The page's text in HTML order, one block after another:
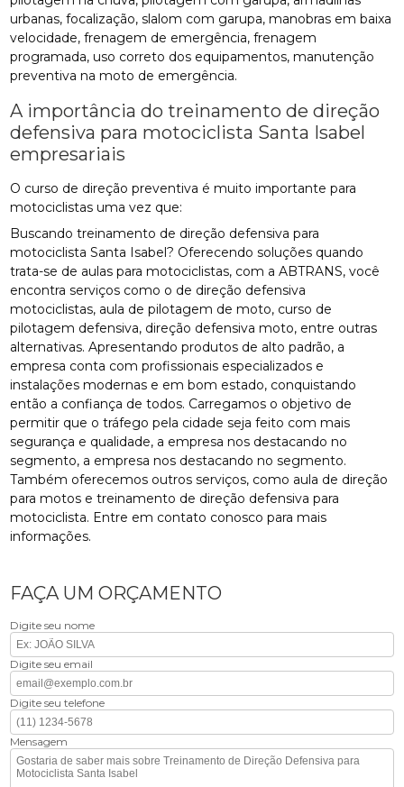
urbanas, focalização, slalom com garupa, manobras em baixa
velocidade, frenagem de emergência, frenagem
programada, uso correto dos equipamentos, manutenção
preventiva na moto de emergência.
A importância do treinamento de direção
defensiva para motociclista Santa Isabel
empresariais
O curso de direção preventiva é muito importante para
motociclistas uma vez que:
Buscando treinamento de direção defensiva para
motociclista Santa Isabel? Oferecendo soluções quando
trata-se de aulas para motociclistas, com a ABTRANS, você
encontra serviços como o de direção defensiva
motociclistas, aula de pilotagem de moto, curso de
pilotagem defensiva, direção defensiva moto, entre outras
alternativas. Apresentando produtos de alto padrão, a
empresa conta com profissionais especializados e
instalações modernas e em bom estado, conquistando
então a confiança de todos. Carregamos o objetivo de
permitir que o tráfego pela cidade seja feito com mais
segurança e qualidade, a empresa nos destacando no
segmento, a empresa nos destacando no segmento.
Também oferecemos outros serviços, como aula de direção
para motos e treinamento de direção defensiva para
motociclista. Entre em contato conosco para mais
informações.
FAÇA UM ORÇAMENTO
Digite seu nome
Digite seu email
Digite seu telefone
Mensagem